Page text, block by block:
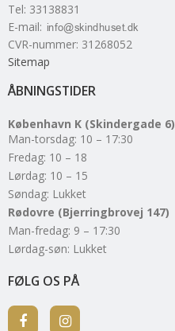
Tel: 33138831
E-mail:
CVR-nummer: 31268052
Sitemap
ÅBNINGSTIDER
København K (Skindergade 6)
Man-torsdag: 10 – 17:30
Fredag: 10 – 18
Lørdag: 10 – 15
Søndag: Lukket
Rødovre (Bjerringbrovej 147)
Man-fredag: 9 – 17:30
Lørdag-søn: Lukket
FØLG OS PÅ